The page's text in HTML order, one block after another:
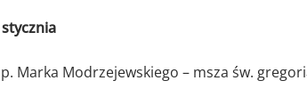
Modrzejewskiego – msza św.